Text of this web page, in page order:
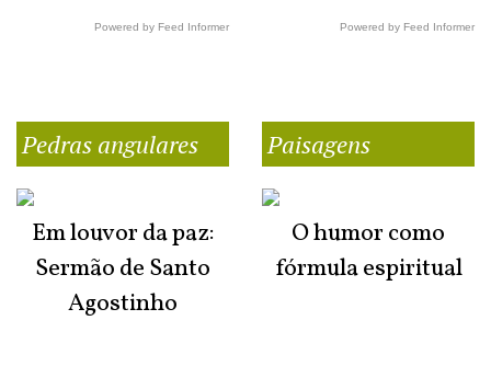
Powered by Feed Informer Powered by Feed Informer
Pedras angulares
Em louvor da paz:
Sermão de Santo
Agostinho
Paisagens
O humor como
fórmula espiritual